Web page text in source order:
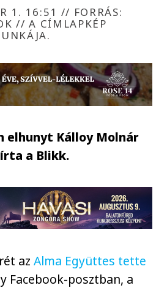
1. 16:51 // FORRÁS:
// A CÍMLAPKÉP
elhunyt Kálloy Molnár
a Blikk.
azAlma Együttes tette
Facebook-posztban, a